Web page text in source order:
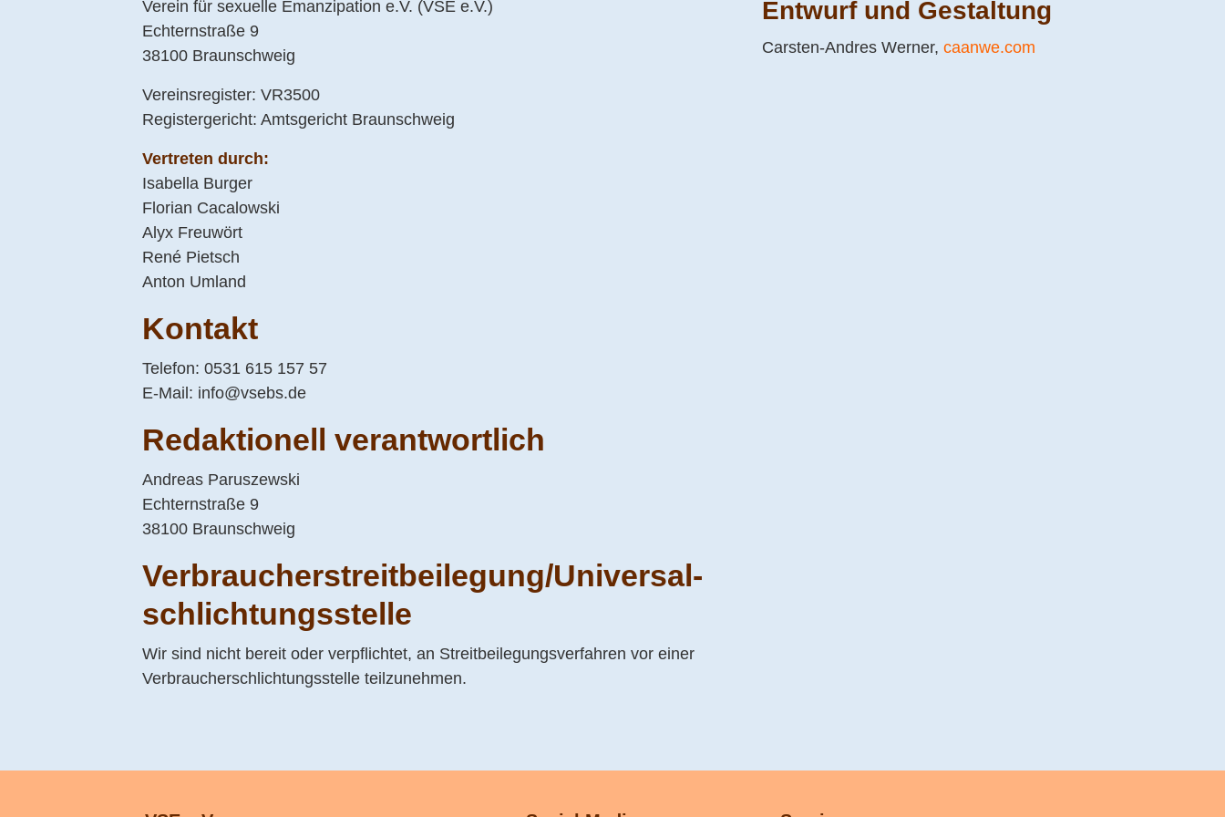
Verein für sexuelle Emanzipation e.V. (VSE e.V.)
Echternstraße 9
38100 Braunschweig
Vereinsregister: VR3500
Registergericht: Amtsgericht Braunschweig
Vertreten durch:
Isabella Burger
Florian Cacalowski
Alyx Freuwört
René Pietsch
Anton Umland
Kontakt
Telefon: 0531 615 157 57
E-Mail: info@vsebs.de
Redaktionell verantwortlich
Andreas Paruszewski
Echternstraße 9
38100 Braunschweig
Verbraucher­streit­beilegung/Universal­
schlichtungs­stelle
Wir sind nicht bereit oder verpflichtet, an Streitbeilegungsverfahren vor einer
Verbraucherschlichtungsstelle teilzunehmen.
Entwurf und Gestaltung
Carsten-Andres Werner, caanwe.com